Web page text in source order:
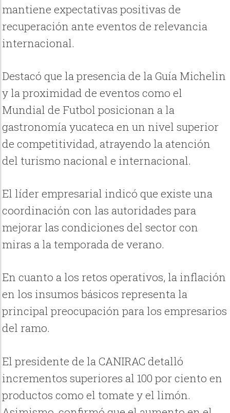
mantiene expectativas positivas de
recuperación ante eventos de relevancia
internacional.
Destacó que la presencia de la Guía Michelin
y la proximidad de eventos como el
Mundial de Futbol posicionan a la
gastronomía yucateca en un nivel superior
de competitividad, atrayendo la atención
del turismo nacional e internacional.
El líder empresarial indicó que existe una
coordinación con las autoridades para
mejorar las condiciones del sector con
miras a la temporada de verano.
En cuanto a los retos operativos, la inflación
en los insumos básicos representa la
principal preocupación para los empresarios
del ramo.
El presidente de la CANIRAC detalló
incrementos superiores al 100 por ciento en
productos como el tomate y el limón.